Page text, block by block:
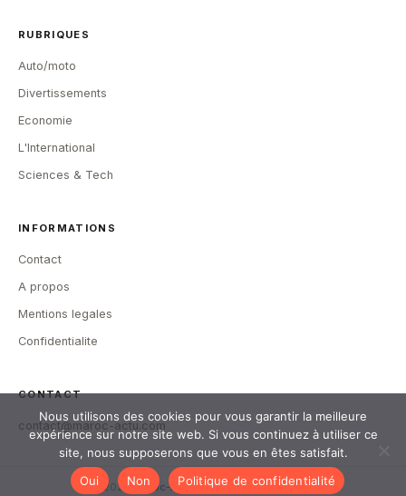
RUBRIQUES
Auto/moto
Divertissements
Economie
L'International
Sciences & Tech
INFORMATIONS
Contact
A propos
Mentions legales
Confidentialite
CONTACT
contact@maroc-actu.com
© 2026Maroc-Actu— Tous droits reserves
Nous utilisons des cookies pour vous garantir la meilleure
expérience sur notre site web. Si vous continuez à utiliser ce
site, nous supposerons que vous en êtes satisfait.
Oui
Non Politique de confidentialité